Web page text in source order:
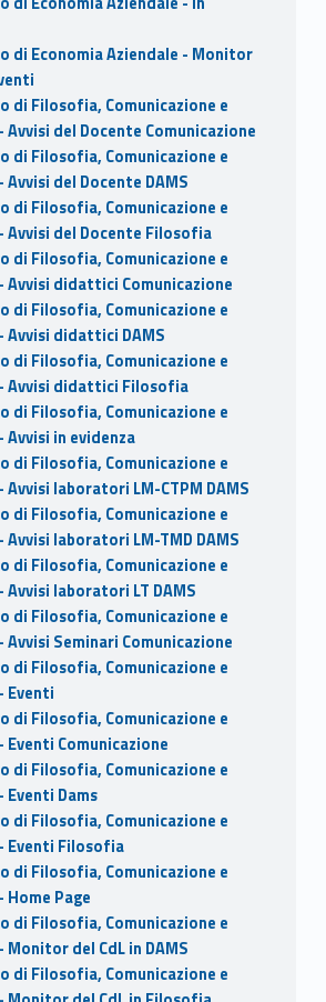
di Economia Aziendale - Monitor
di Filosofia, Comunicazione e
del Docente Comunicazione
di Filosofia, Comunicazione e
del Docente DAMS
di Filosofia, Comunicazione e
del Docente Filosofia
di Filosofia, Comunicazione e
didattici Comunicazione
di Filosofia, Comunicazione e
didattici DAMS
di Filosofia, Comunicazione e
Avvisi didattici Filosofia
di Filosofia, Comunicazione e
in evidenza
di Filosofia, Comunicazione e
laboratori LM-CTPM DAMS
di Filosofia, Comunicazione e
laboratori LM-TMD DAMS
di Filosofia, Comunicazione e
laboratori LT DAMS
di Filosofia, Comunicazione e
Seminari Comunicazione
di Filosofia, Comunicazione e
Eventi
di Filosofia, Comunicazione e
Comunicazione
di Filosofia, Comunicazione e
Dams
di Filosofia, Comunicazione e
Eventi Filosofia
di Filosofia, Comunicazione e
Page
di Filosofia, Comunicazione e
del CdL in DAMS
di Filosofia, Comunicazione e